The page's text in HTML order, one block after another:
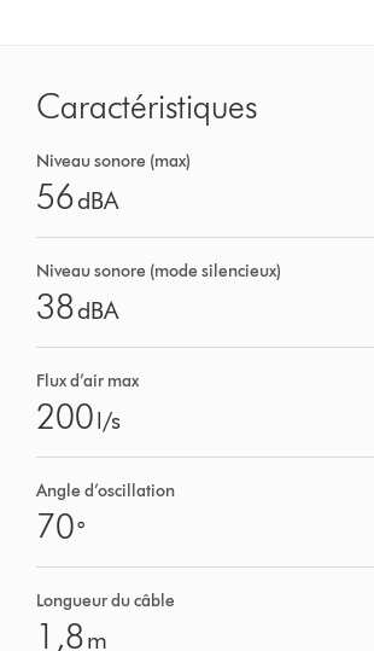
Caractéristiques
Niveau sonore (max)
56dBA
Niveau sonore (mode silencieux)
38dBA
Flux d’air max
200l/s
Angle d’oscillation
70°
Longueur du câble
1,8m